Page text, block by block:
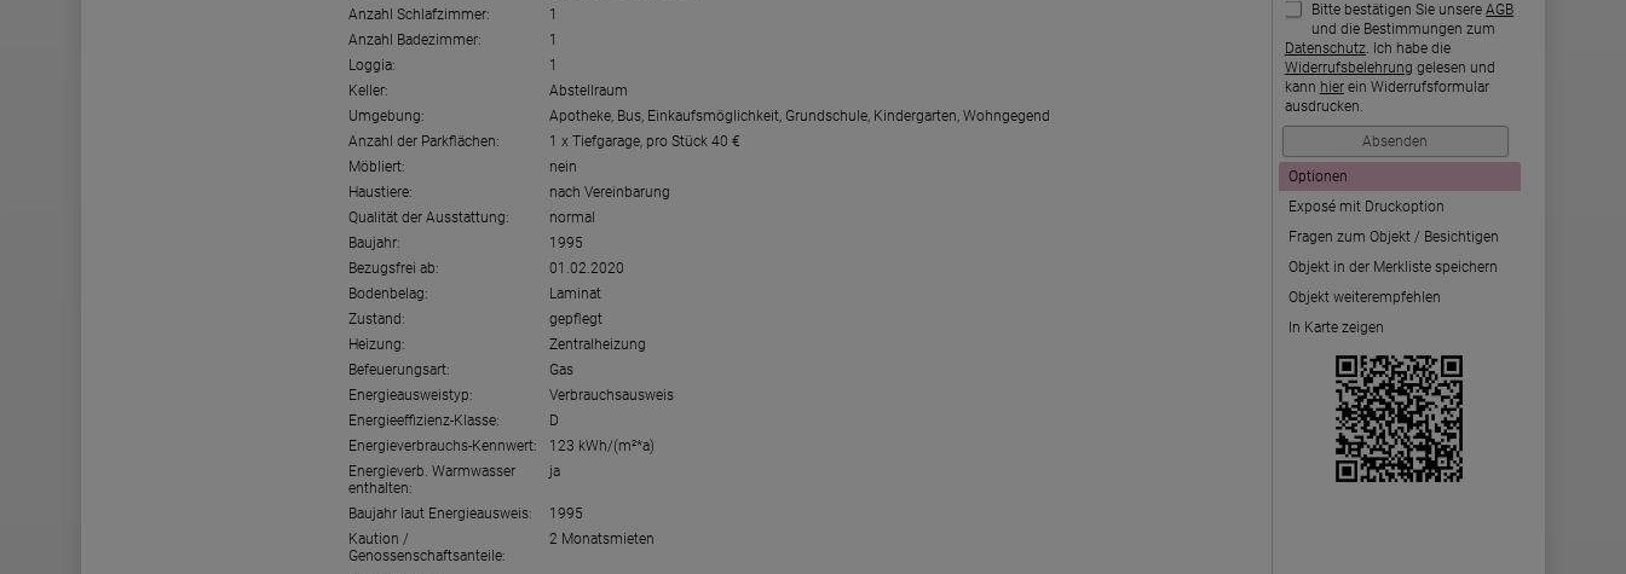
Bitte bestätigen Sie unsereAGB
und die Bestimmungen zum
Datenschutz. Ich habe die
Widerrufsbelehrung gelesen und
kann hierein Widerrufsformular
ausdrucken.
Optionen
Exposé mit Druckoption
Fragen zum Objekt / Besichtigen
Objekt in der Merkliste speichern
Objekt weiterempfehlen
In Karte zeigen
Anzahl Schlafzimmer:
1
Anzahl Badezimmer:
1
Loggia:
1
Keller:
Abstellraum
Umgebung:
Apotheke, Bus, Einkaufsmöglichkeit, Grundschule, Kindergarten, Wohngegend
Anzahl der Parkflächen:
1 x Tiefgarage, pro Stück 40 €
Möbliert:
nein
Haustiere:
nach Vereinbarung
Qualität der Ausstattung:
normal
Baujahr:
1995
Bezugsfrei ab:
01.02.2020
Bodenbelag:
Laminat
Zustand:
gepflegt
Heizung:
Zentralheizung
Befeuerungsart:
Gas
Energieausweistyp:
Verbrauchsausweis
Energieeffizienz-Klasse:
D
Energieverbrauchs-Kennwert:
123 kWh/(m²*a)
Energieverb. Warmwasser
enthalten:
ja
Baujahr laut Energieausweis:
1995
Kaution /
Genossenschaftsanteile:
2 Monatsmieten